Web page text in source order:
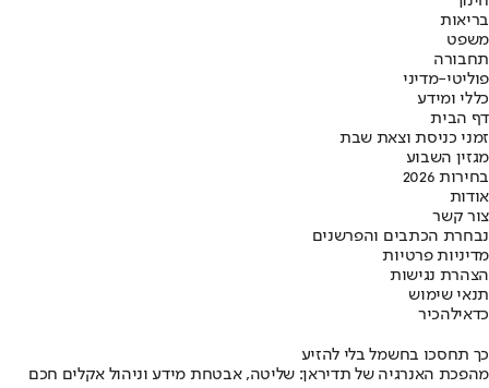
בריאות
משפט
תחבורה
פוליטי-מדיני
כללי ומידע
דף הבית
זמני כניסת וצאת שבת
מגזין השבוע
בחירות 2026
אודות
צור קשר
נבחרת הכתבים והפרשנים
מדיניות פרטיות
הצהרת נגישות
תנאי שימוש
כדאילהכיר
כך תחסכו בחשמל בלי להזיע
מהפכת האנרגיה של תדיראן: שליטה, אבטחת מידע וניהול אקלים חכם